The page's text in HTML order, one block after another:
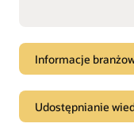
Informacje
przekształcenie
Udostępnianie